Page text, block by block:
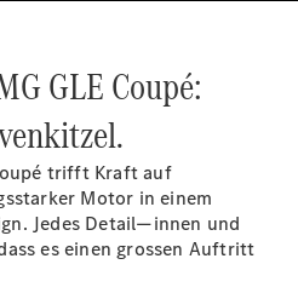
GLE Coupé:
trifft Kraft auf
Motor in einem
Jedes Detail—innen und
es einen grossen Auftritt